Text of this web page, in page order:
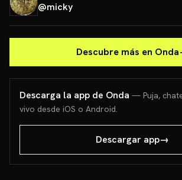
@micky
Descubre más en Onda
Descarga la app de Onda — Puja,
vivo desde iOS o Android.
Descargar app→